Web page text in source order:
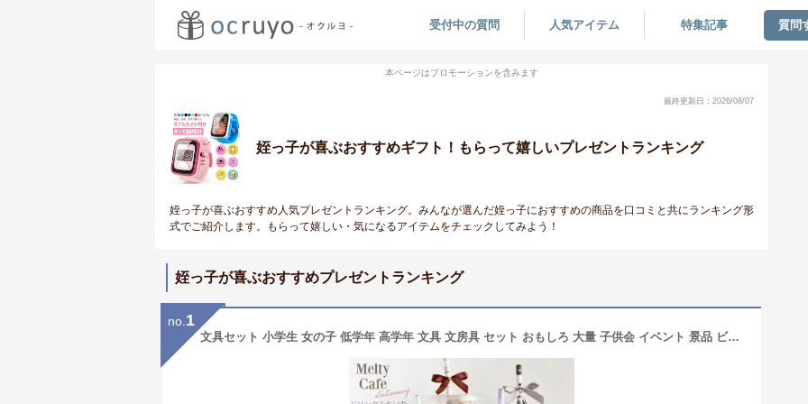
受付中の質問 人気アイテム 特集記事 質問
本ページはプロモーションを含みます
最終更新日：2026/08/07
姪っ子が喜ぶおすすめギフト！もらって嬉しいプレゼントランキング
姪っ子が喜ぶおすすめ人気プレゼントランキング。みんなが選んだ姪っ子におすすめの商品を口コミと共にランキング形
式でご紹介します。もらって嬉しい・気になるアイテムをチェックしてみよう！
姪っ子が喜ぶおすすめプレゼントランキング
no. 1
文具セット 小学生 女の子 低学年 高学年 文具 文房具 セット おもしろ 大量 子供会 イベント 景品 ビンゴ くじ引き 詰め合わせ 発表会 1000 円 子供 子ども こども 女子 プチギフト ギフト プレゼント 誕生日 お菓子 縁日 夏祭り 韓国 卒園 タピオカ 学童 塾 クリスマス